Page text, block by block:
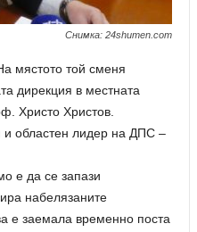
Снимка: 24shumen.com
мястото той сменя
дирекция в местната
Христо Христов.
областен лидер на ДПС –
е да се запази
набелязаните
е заемала временно поста